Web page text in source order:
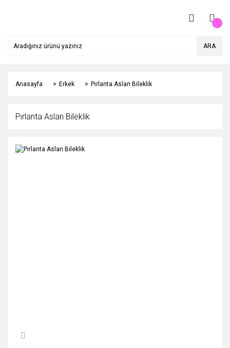
ARA
Anasayfa Erkek Pırlanta Aslan Bileklik
Pırlanta Aslan Bileklik